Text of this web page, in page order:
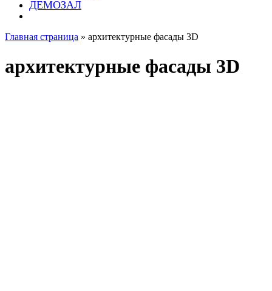
ДЕМОЗАЛ
Главная страница » архитектурные фасады 3D
архитектурные фасады 3D